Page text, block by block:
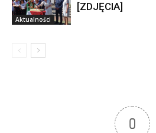
Aktualności
[ZDJĘCIA]
0